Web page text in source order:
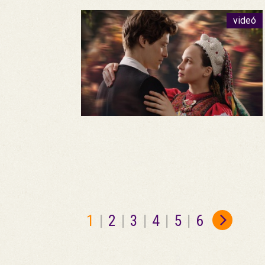
videó
1 | 2 | 3 | 4 | 5 | 6